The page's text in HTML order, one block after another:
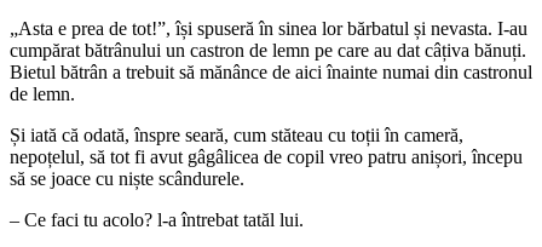
„Asta e prea de tot!”, își spuseră în sinea lor bărbatul și nevasta. I-au
cumpărat bătrânului un castron de lemn pe care au dat câțiva bănuți.
Bietul bătrân a trebuit să mănânce de aici înainte numai din castronul
de lemn.
Și iată că odată, înspre seară, cum stăteau cu toții în cameră,
nepoțelul, să tot fi avut gâgâlicea de copil vreo patru anișori, începu
să se joace cu niște scândurele.
– Ce faci tu acolo? l-a întrebat tatăl lui.